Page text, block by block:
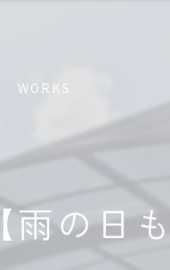
WORKS
【雨の日